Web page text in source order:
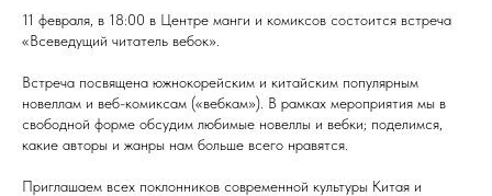
11 февраля, в 18:00 в Центре манги и комиксов состоится встреча
«Всеведущий читатель вебок».
Встреча посвящена южнокорейским и китайским популярным
новеллам и веб-комиксам («вебкам»). В рамках мероприятия мы в
свободной форме обсудим любимые новеллы и вебки; поделимся,
какие авторы и жанры нам больше всего нравятся.
Приглашаем всех поклонников современной культуры Китая и